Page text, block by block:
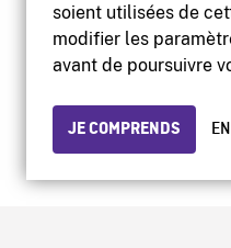
soient utilisées de
modifier les
avant de poursuivre
JE COMPRENDS
Site
Protection des
© 2026 Office